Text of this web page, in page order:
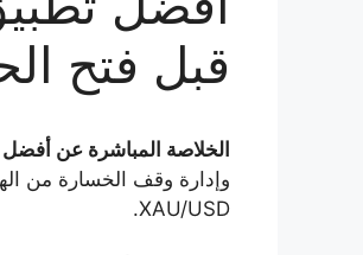
قبل فتح
الخلاصة المباشرة عن
وإدارة وقف الخسارة من
XAU/USD.